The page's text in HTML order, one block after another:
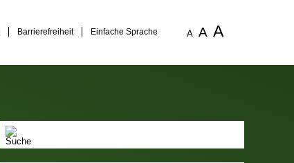
Barrierefreiheit Einfache Sprache A A A